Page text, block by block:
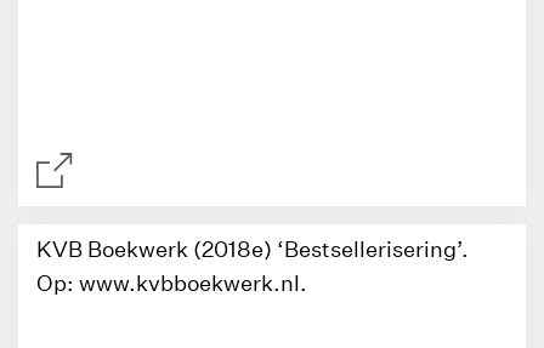
KVB Boekwerk (2018e) ‘Bestsellerisering’.
Op: www.kvbboekwerk.nl.